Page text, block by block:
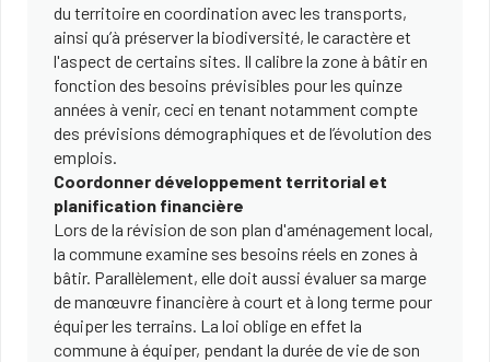
du territoire en coordination avec les transports,
ainsi qu’à préserver la biodiversité, le caractère et
l'aspect de certains sites. Il calibre la zone à bâtir en
fonction des besoins prévisibles pour les quinze
années à venir, ceci en tenant notamment compte
des prévisions démographiques et de l’évolution des
emplois.
Coordonner développement territorial et
planification financière
Lors de la révision de son plan d'aménagement local,
la commune examine ses besoins réels en zones à
bâtir. Parallèlement, elle doit aussi évaluer sa marge
de manœuvre financière à court et à long terme pour
équiper les terrains. La loi oblige en effet la
commune à équiper, pendant la durée de vie de son